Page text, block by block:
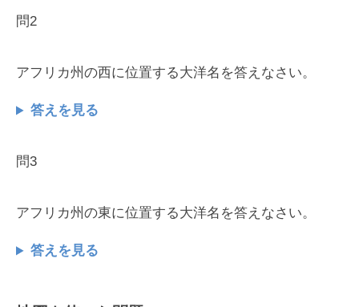
問2
アフリカ州の西に位置する大洋名を答えなさい。
答えを見る
問3
アフリカ州の東に位置する大洋名を答えなさい。
答えを見る